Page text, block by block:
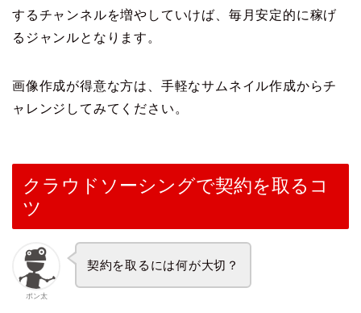
するチャンネルを増やしていけば、毎月安定的に稼げ
るジャンルとなります。
画像作成が得意な方は、手軽なサムネイル作成からチ
ャレンジしてみてください。
クラウドソーシングで契約を取るコ
ツ
ポン太
契約を取るには何が大切？